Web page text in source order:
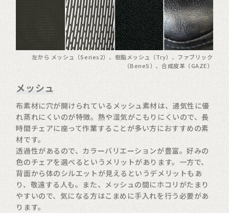
左から メッシュ（Series2）、樹脂メッシュ（Try）、ファブリック
（BeneS）、合成皮革（GAZE）
メッシュ
布素材に穴が開けられているメッシュ素材は、通気性に優
れ蒸れにくいのが特徴。熱や湿気がこもりにくいので、長
時間チェアに座って作業することが多い方におすすめの素
材です。
透過性があるので、カラーバリエーションが豊富。好みの
色のチェアを選べるというメリットがあります。一方で、
背面から体のシルエットが見えるというデメリットもあ
り、敬遠する人も。また、メッシュの間にホコリがたまり
やすいので、気になる方はこまめに手入れを行う必要があ
ります。